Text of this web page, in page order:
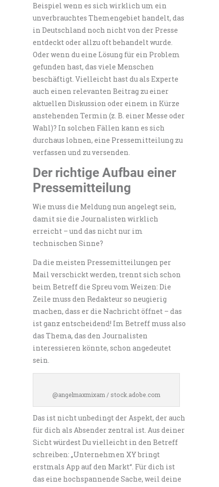
Beispiel wenn es sich wirklich um ein
unverbrauchtes Themengebiet handelt, das
in Deutschland noch nicht von der Presse
entdeckt oder allzu oft behandelt wurde.
Oder wenn du eine Lösung für ein Problem
gefunden hast, das viele Menschen
beschäftigt. Vielleicht hast du als Experte
auch einen relevanten Beitrag zu einer
aktuellen Diskussion oder einem in Kürze
anstehenden Termin (z. B. einer Messe oder
Wahl)? In solchen Fällen kann es sich
durchaus lohnen, eine Pressemitteilung zu
verfassen und zu versenden.
Der richtige Aufbau einer
Pressemitteilung
Wie muss die Meldung nun angelegt sein,
damit sie die Journalisten wirklich
erreicht – und das nicht nur im
technischen Sinne?
Da die meisten Pressemitteilungen per
Mail verschickt werden, trennt sich schon
beim Betreff die Spreu vom Weizen: Die
Zeile muss den Redakteur so neugierig
machen, dass er die Nachricht öffnet – das
ist ganz entscheidend! Im Betreff muss also
das Thema, das den Journalisten
interessieren könnte, schon angedeutet
sein.
@angelmaxmixam / stock.adobe.com
Das ist nicht unbedingt der Aspekt, der auch
für dich als Absender zentral ist. Aus deiner
Sicht würdest Du vielleicht in den Betreff
schreiben: „Unternehmen XY bringt
erstmals App auf den Markt“. Für dich ist
das eine hochspannende Sache, weil deine